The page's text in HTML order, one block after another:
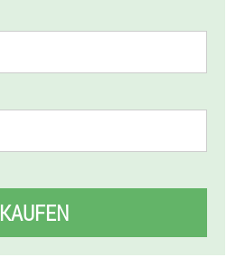
KAUFEN